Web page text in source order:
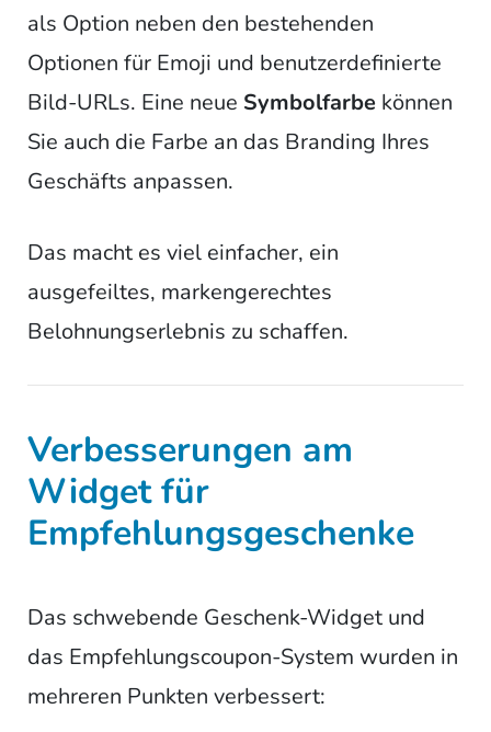
als Option neben den bestehenden
Optionen für Emoji und benutzerdefinierte
Bild-URLs. Eine neue Symbolfarbe können
Sie auch die Farbe an das Branding Ihres
Geschäfts anpassen.
Das macht es viel einfacher, ein
ausgefeiltes, markengerechtes
Belohnungserlebnis zu schaffen.
Verbesserungen am
Widget für
Empfehlungsgeschenke
Das schwebende Geschenk-Widget und
das Empfehlungscoupon-System wurden in
mehreren Punkten verbessert: